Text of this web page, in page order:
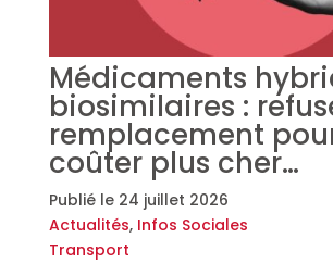
Médicaments
biosimilaires :
remplacement
coûter plus cher…
Publié le 24 juillet 2026
Actualités, Infos Sociales
Transport